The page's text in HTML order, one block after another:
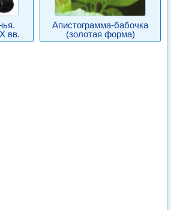
вв.
Апистограмма-бабочка
(золотая форма)